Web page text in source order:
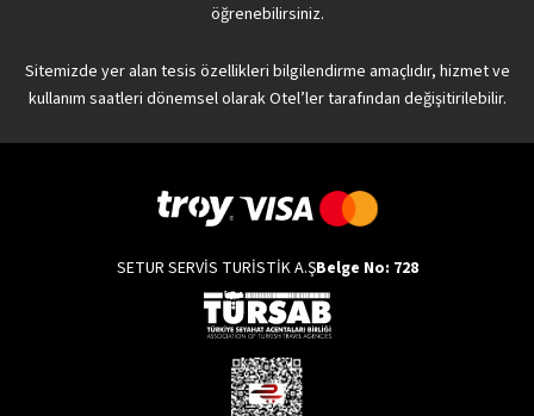
öğrenebilirsiniz.
Sitemizde yer alan tesis özellikleri bilgilendirme amaçlıdır, hizmet ve
kullanım saatleri dönemsel olarak Otel’ler tarafından değişitirilebilir.
SETUR SERVİS TURİSTİK A.ŞBelge No: 728